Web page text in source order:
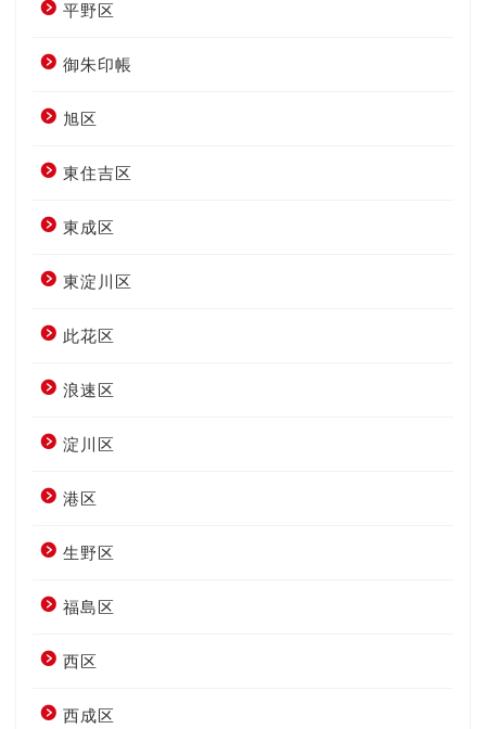
平野区
御朱印帳
旭区
東住吉区
東成区
東淀川区
此花区
浪速区
淀川区
港区
生野区
福島区
西区
西成区